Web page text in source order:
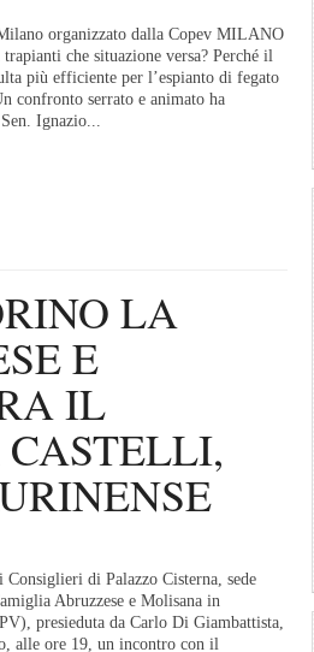
organizzato dalla Copev MILANO
che situazione versa? Perché il
più efficiente per l’espianto di fegato
confronto serrato e animato ha
Ignazio...
LA
E
IL
di Palazzo Cisterna, sede
Abruzzese e Molisana in
presieduta da Carlo Di Giambattista,
alle ore 19, un incontro con il